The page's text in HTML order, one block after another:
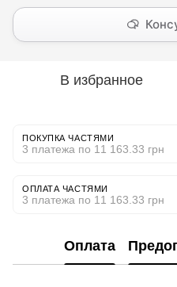
В избранное
ПОКУПКА ЧАСТЯМИ
3 платежа по 11 163.33 грн
ОПЛАТА ЧАСТЯМИ
3 платежа по 11 163.33 грн
Оплата